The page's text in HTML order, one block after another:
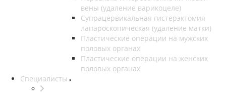
вены (удаление варикоцеле)
Супрацервикальная гистерэктомия
лапароскопическая (удаление матки)
Пластические операции на мужских
половых органах
Пластические операции на женских
половых органах
Специалисты